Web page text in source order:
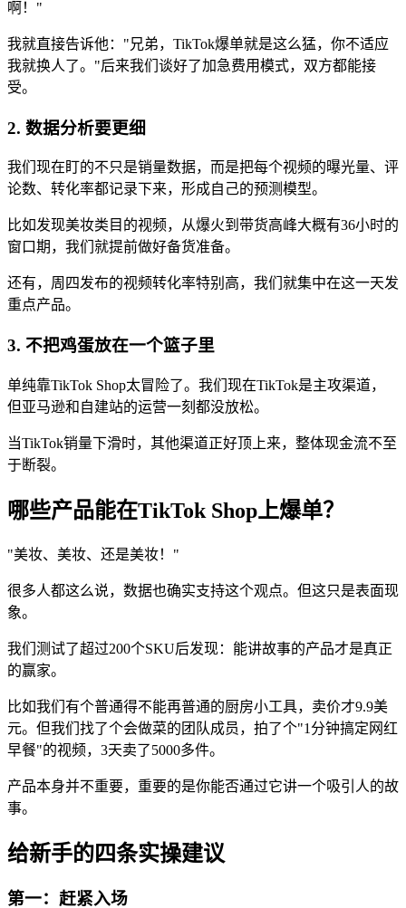
啊！"
我就直接告诉他："兄弟，TikTok爆单就是这么猛，你不适应
我就换人了。"后来我们谈好了加急费用模式，双方都能接
受。
2. 数据分析要更细
我们现在盯的不只是销量数据，而是把每个视频的曝光量、评
论数、转化率都记录下来，形成自己的预测模型。
比如发现美妆类目的视频，从爆火到带货高峰大概有36小时的
窗口期，我们就提前做好备货准备。
还有，周四发布的视频转化率特别高，我们就集中在这一天发
重点产品。
3. 不把鸡蛋放在一个篮子里
单纯靠TikTok Shop太冒险了。我们现在TikTok是主攻渠道，
但亚马逊和自建站的运营一刻都没放松。
当TikTok销量下滑时，其他渠道正好顶上来，整体现金流不至
于断裂。
哪些产品能在TikTok Shop上爆单？
"美妆、美妆、还是美妆！"
很多人都这么说，数据也确实支持这个观点。但这只是表面现
象。
我们测试了超过200个SKU后发现：能讲故事的产品才是真正
的赢家。
比如我们有个普通得不能再普通的厨房小工具，卖价才9.9美
元。但我们找了个会做菜的团队成员，拍了个"1分钟搞定网红
早餐"的视频，3天卖了5000多件。
产品本身并不重要，重要的是你能否通过它讲一个吸引人的故
事。
给新手的四条实操建议
第一：赶紧入场